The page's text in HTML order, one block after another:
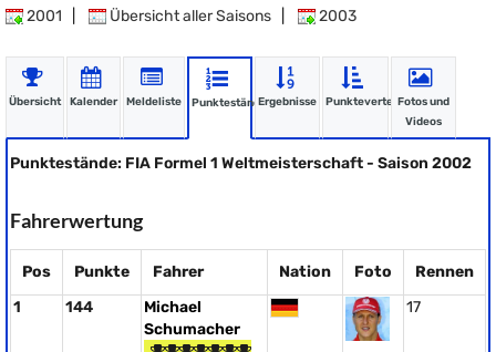
2001 Übersicht aller Saisons 2003
Übersicht Kalender Meldeliste PunkteständeErgebnisse PunkteverteilungFotos und
Videos
Punktestände: FIA Formel 1 Weltmeisterschaft - Saison 2002
Fahrerwertung
Pos Punkte Fahrer Nation Foto
Rennen
1
144
Michael
Schumacher
17